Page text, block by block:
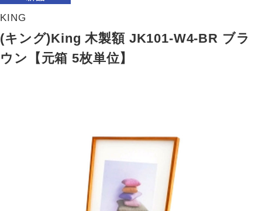
KING
(キング)King 木製額 JK101-W4-BR ブラ
ウン【元箱 5枚単位】